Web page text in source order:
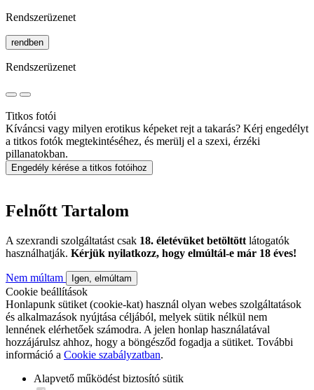
Rendszerüzenet
rendben
Rendszerüzenet
Titkos fotói
Kíváncsi vagy milyen erotikus képeket rejt a takarás? Kérj engedélyt
a titkos fotók megtekintéséhez, és merülj el a szexi, érzéki
pillanatokban.
Engedély kérése a titkos fotóihoz
Felnőtt Tartalom
A szexrandi szolgáltatást csak 18. életévüket betöltött látogatók
használhatják. Kérjük nyilatkozz, hogy elmúltál-e már 18 éves!
Nem múltam Igen, elmúltam
Cookie beállítások
Honlapunk sütiket (cookie-kat) használ olyan webes szolgáltatások
és alkalmazások nyújtása céljából, melyek sütik nélkül nem
lennének elérhetőek számodra. A jelen honlap használatával
hozzájárulsz ahhoz, hogy a böngésződ fogadja a sütiket. További
információ a Cookie szabályzatban.
Alapvető működést biztosító sütik